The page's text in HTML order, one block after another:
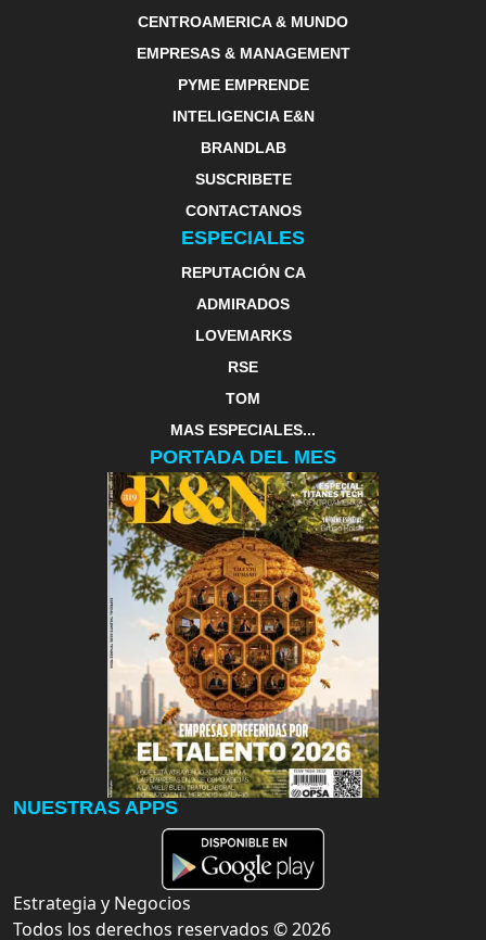
CENTROAMERICA & MUNDO
EMPRESAS & MANAGEMENT
PYME EMPRENDE
INTELIGENCIA E&N
BRANDLAB
SUSCRIBETE
CONTACTANOS
ESPECIALES
REPUTACIÓN CA
ADMIRADOS
LOVEMARKS
RSE
TOM
MAS ESPECIALES...
PORTADA DEL MES
NUESTRAS APPS
Estrategia y Negocios
Todos los derechos reservados ©2026